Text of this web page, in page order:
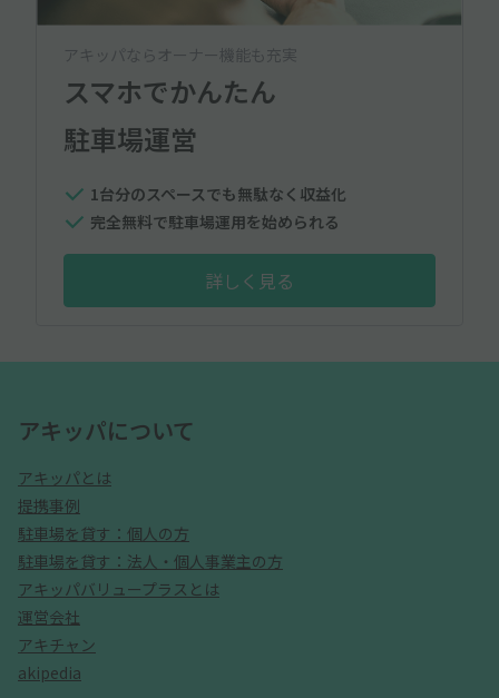
アキッパならオーナー機能も充実
スマホでかんたん
駐車場運営
1台分のスペースでも無駄なく収益化
完全無料で駐車場運用を始められる
詳しく見る
アキッパについて
アキッパとは
提携事例
駐車場を貸す：個人の方
駐車場を貸す：法人・個人事業主の方
アキッパバリュープラスとは
運営会社
アキチャン
akipedia